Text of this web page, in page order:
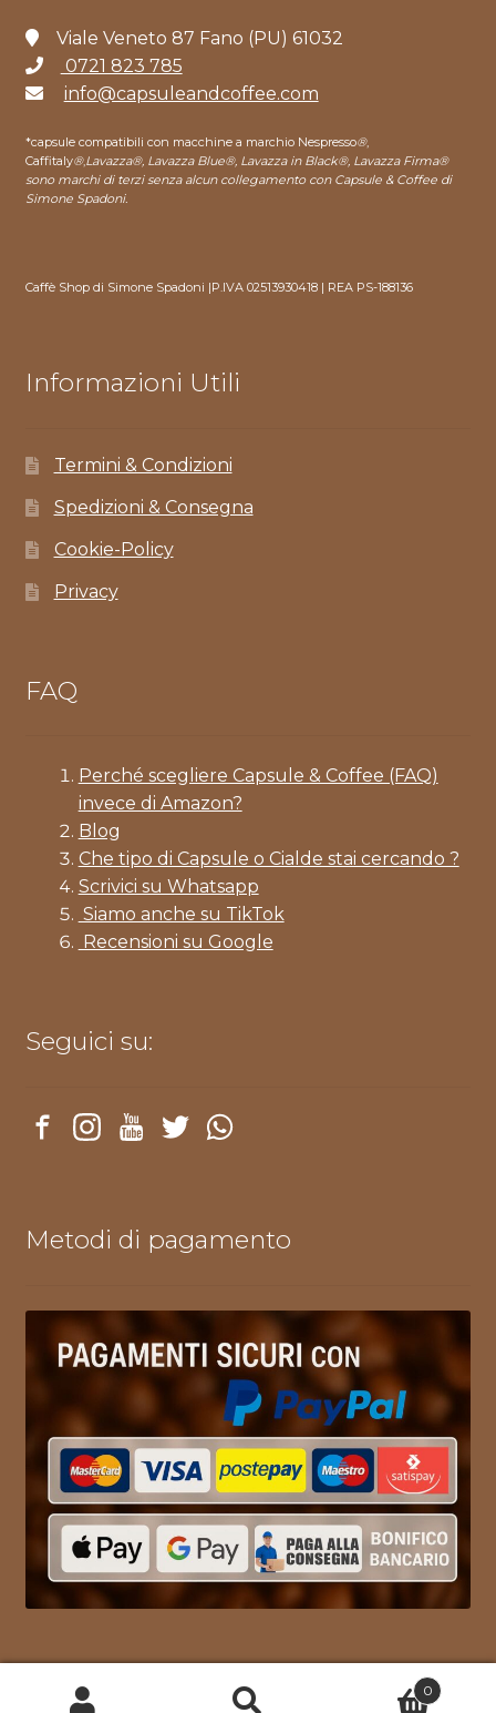
Viale Veneto 87 Fano (PU) 61032
0721 823 785
info@capsuleandcoffee.com
*capsule compatibili con macchine a marchio Nespresso®,
Caffitaly®,Lavazza®, Lavazza Blue®, Lavazza in Black®, Lavazza Firma®
sono marchi di terzi senza alcun collegamento con Capsule & Coffee di
Simone Spadoni.
Caffè Shop di Simone Spadoni |P.IVA 02513930418 | REA PS-188136
Informazioni Utili
Termini & Condizioni
Spedizioni & Consegna
Cookie-Policy
Privacy
FAQ
Perché scegliere Capsule & Coffee (FAQ)
invece di Amazon?
Blog
Che tipo di Capsule o Cialde stai cercando ?
Scrivici su Whatsapp
Siamo anche su TikTok
Recensioni su Google
Seguici su:
Metodi di pagamento
0